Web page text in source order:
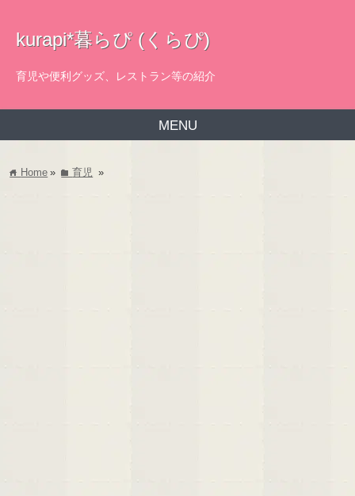
kurapi*暮らぴ (くらぴ)
育児や便利グッズ、レストラン等の紹介
MENU
home Home » folder 育児 »